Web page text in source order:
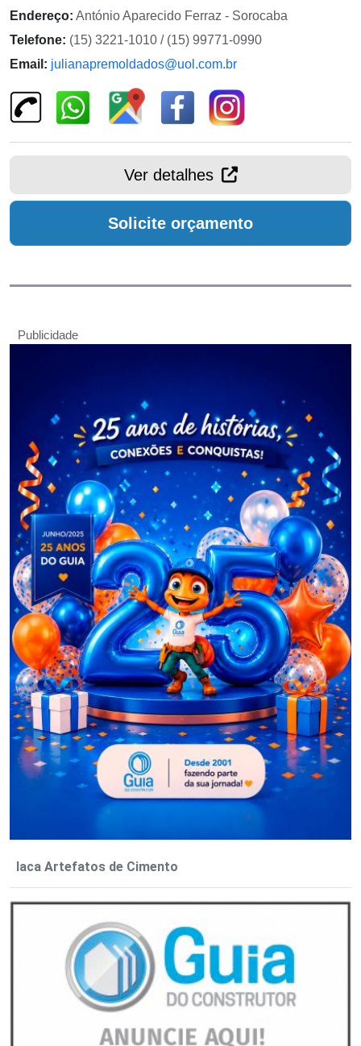
Endereço: António Aparecido Ferraz - Sorocaba
Telefone: (15) 3221-1010 / (15) 99771-0990
Email: julianapremoldados@uol.com.br
Ver detalhes
Solicite orçamento
Publicidade
Iaca Artefatos de Cimento